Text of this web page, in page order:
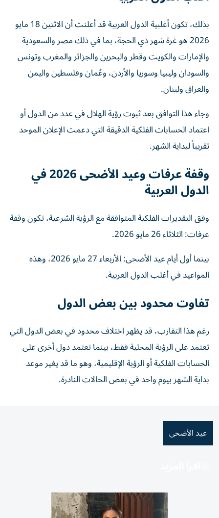
بذلك، تكون أغلبية الدول العربية قد أعلنت أن الاثنين 18 مايو
2026 هو غرة شهر ذي الحجة، بما في ذلك مصر والسعودية
والإمارات والكويت وقطر والبحرين والجزائر والمغرب وتونس
والسودان وليبيا وسوريا والأردن، وعُمان وفلسطين واليمن
والعراق ولبنان.
وجاء هذا التوافق بعد ثبوت رؤية الهلال في عدد من الدول أو
اعتماد الحسابات الفلكية الدقيقة التي دعمت الإعلان الموحد
تقريباً لبداية الشهر.
وقفة عرفات وعيد الأضحى 2026 في
الدول العربية
وفق التقديرات الفلكية المتوافقة مع الرؤية الشرعية، تكون وقفة
عرفات: الثلاثاء 26 مايو 2026.
بينما أول أيام عيد الأضحى: الأربعاء 27 مايو 2026، وهذه
المواعيد في أغلب الدول العربية.
تفاوت محدود بين بعض الدول
رغم هذا التقارب، قد يظهر اختلاف محدود في بعض الدول التي
تعتمد على الرؤية المحلية فقط، بينما تعتمد دول أخرى على
الحسابات الفلكية أو الرؤية الإقليمية، وهو ما قد يغير موعد
بداية الشهر بيوم واحد في بعض الحالات النادرة.
عيد الأضحى